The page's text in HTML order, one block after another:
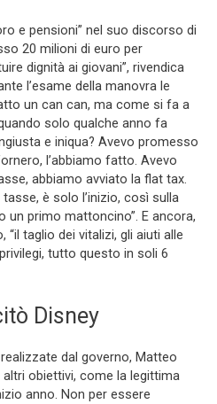
e pensioni” nel suo discorso di
20 milioni di euro per
dignità ai giovani”, rivendica
l’esame della manovra le
un can can, ma come si fa a
solo qualche anno fa
e iniqua? Avevo promesso
l’abbiamo fatto. Avevo
abbiamo avviato la flat tax.
è solo l’inizio, così sulla
primo mattoncino”. E ancora,
“il taglio dei vitalizi, gli aiuti alle
tutto questo in soli 6
Disney
dal governo, Matteo
altri obiettivi, come la legittima
anno. Non per essere